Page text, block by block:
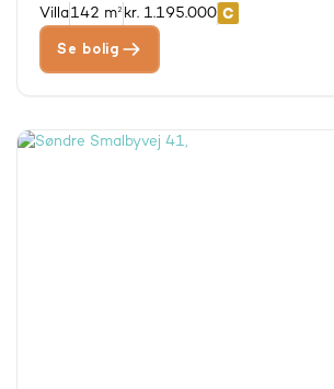
Villa142 m² kr. 1.195.000
Se bolig